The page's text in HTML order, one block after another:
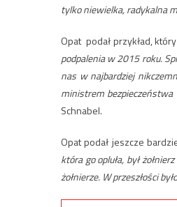
tylko niewielka, radykalna
Opat podał przykład,
podpalenia w 2015 roku.
nas w najbardziej
ministrem bezpieczeństwa
Schnabel.
Opat podał jeszcze
która go opluła, był
żołnierze. W przeszłości